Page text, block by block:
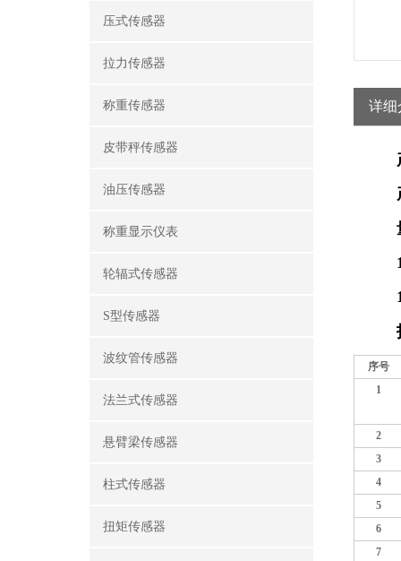
压式传感器
拉力传感器
称重传感器
皮带秤传感器
油压传感器
称重显示仪表
轮辐式传感器
S型传感器
波纹管传感器
法兰式传感器
悬臂梁传感器
柱式传感器
扭矩传感器
详细
序号
1
2
3
4
5
6
7